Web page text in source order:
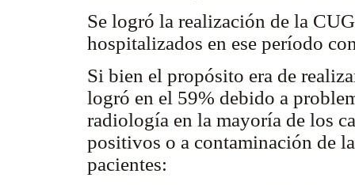
Se logró la realización de la
hospitalizados en ese período
Si bien el propósito era de
logró en el 59% debido a
radiología en la mayoría de los
positivos o a contaminación de
pacientes: